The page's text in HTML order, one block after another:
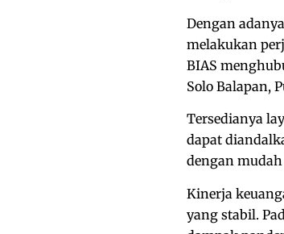
Dengan
melakukan
BIAS
Solo Balapan,
Tersedianya
dapat
dengan
Kinerja
yang stabil.